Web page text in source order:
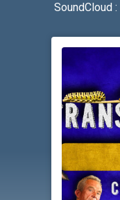
SoundCloud :